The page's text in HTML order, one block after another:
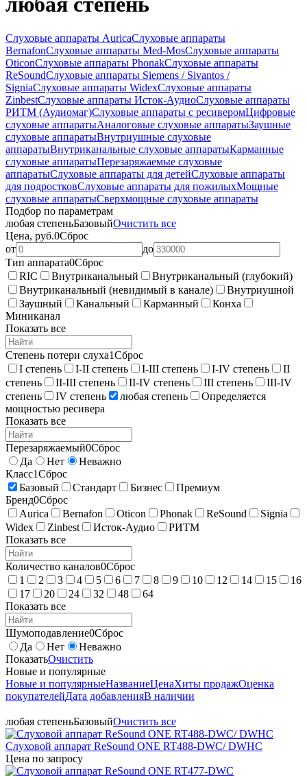
Слуховые аппараты AuricaСлуховые аппараты
BernafonСлуховые аппараты Med-MosСлуховые аппараты
OticonСлуховые аппараты PhonakСлуховые аппараты
ReSoundСлуховые аппараты Siemens / Sivantos /
SigniaСлуховые аппараты WidexСлуховые аппараты
ZinbestСлуховые аппараты Исток-АудиоСлуховые аппараты
РИТМ (Аудиомаг)Слуховые аппараты с ресиверомЦифровые
слуховые аппаратыАналоговые слуховые аппаратыЗаушные
слуховые аппаратыВнутриушные слуховые
аппаратыВнутриканальные слуховые аппаратыКарманные
слуховые аппаратыПерезаряжаемые слуховые
аппаратыСлуховые аппараты для детейСлуховые аппараты
для подростковСлуховые аппараты для пожилыхМощные
слуховые аппаратыСверхмощные слуховые аппараты
Подбор по параметрам
любая степеньБазовыйОчистить все
Цена, руб.0Сброс
от
до
Тип аппарата0Сброс
RIC
Внутриканальный
Внутриканальный (глубокий)
Внутриканальный (невидимый в канале)
Внутриушной
Заушный
Канальный Карманный
Конха
Миниканал
Показать все
Степень потери слуха1Сброс
I степень
I-II степень I-III степень I-IV степень
II
степень
II-III степень II-IV степень III степень
III-IV
степень
IV степень любая степень
Определяется
мощностью ресивера
Показать все
Перезаряжаемый0Сброс
Да
Нет
Неважно
Класс1Сброс
Базовый
Стандарт Бизнес
Премиум
Бренд0Сброс
Aurica
Bernafon Oticon Phonak ReSound
Signia
Widex
Zinbest Исток-Аудио
РИТМ
Показать все
Количество каналов0Сброс
1
2 3 4 5 6 7 8 9 10 12 14 15
16
17
20 24 32 48
64
Показать все
Шумоподавление0Сброс
Да
Нет
Неважно
ПоказатьОчистить
Новые и популярные
Новые и популярныеНазваниеЦенаХиты продажОценка
покупателейДата добавленияВ наличии
любая степеньБазовыйОчистить все
Слуховой аппарат ReSound ONE RT488-DWC/ DWHC
Цена по запросу